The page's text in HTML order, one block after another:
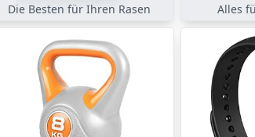
Die Besten für Ihren Rasen Alles